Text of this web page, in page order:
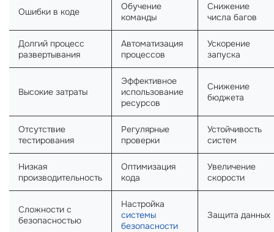
Ошибки в коде
Обучение
команды
Снижение
числа багов
Долгий процесс
развертывания
Автоматизация
процессов
Ускорение
запуска
Высокие затраты
Эффективное
использование
ресурсов
Снижение
бюджета
Отсутствие
тестирования
Регулярные
проверки
Устойчивость
систем
Низкая
производительность
Оптимизация
кода
Увеличение
скорости
Сложности с
безопасностью
Настройка
системы
безопасности
Защита данных